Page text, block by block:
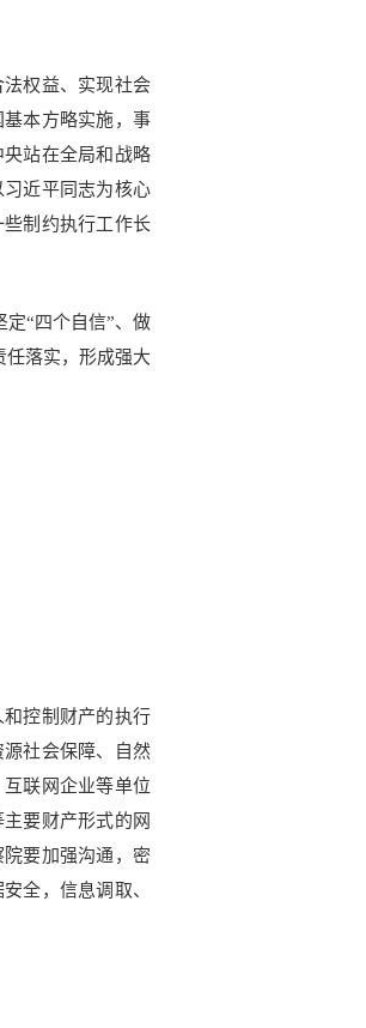
权益、实现社会
本方略实施，事
站在全局和战略
近平同志为核心
些制约执行工作长
“四个自信”、做
任落实，形成强大
控制财产的执行
社会保障、自然
联网企业等单位
要财产形式的网
要加强沟通，密
全，信息调取、